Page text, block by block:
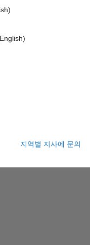
지역별 지사에 문의